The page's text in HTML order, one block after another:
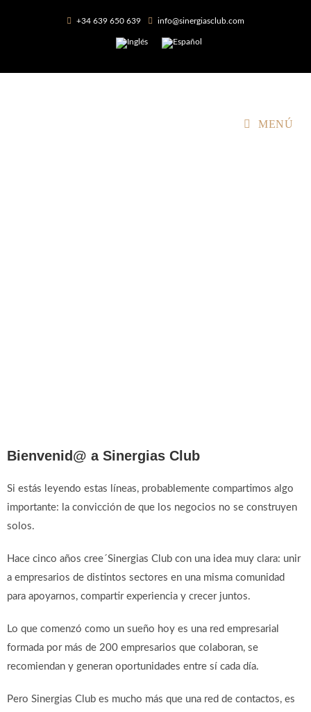
+34 639 650 639 info@sinergiasclub.com
MENÚ
Bienvenid@ a Sinergias Club
Si estás leyendo estas líneas, probablemente compartimos algo
importante: la convicción de que los negocios no se construyen
solos.
Hace cinco años cree´Sinergias Club con una idea muy clara: unir
a empresarios de distintos sectores en una misma comunidad
para apoyarnos, compartir experiencia y crecer juntos.
Lo que comenzó como un sueño hoy es una red empresarial
formada por más de 200 empresarios que colaboran, se
recomiendan y generan oportunidades entre sí cada día.
Pero Sinergias Club es mucho más que una red de contactos, es